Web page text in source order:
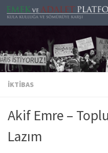
Skip to content
İKTIBAS
Akif Emre –
Lazım